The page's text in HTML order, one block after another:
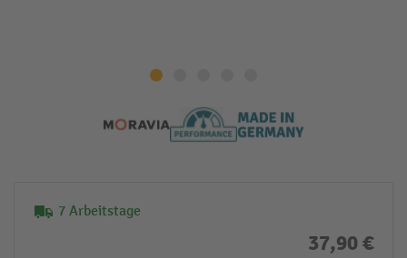
7 Arbeitstage
37,90 €